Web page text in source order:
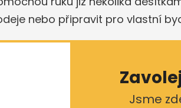
nebo připravit pro vlastní
Jsme